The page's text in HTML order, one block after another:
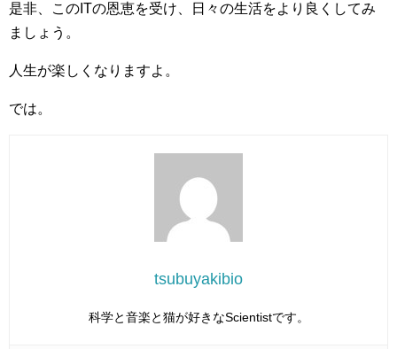
是非、このITの恩恵を受け、日々の生活をより良くしてみ
ましょう。
人生が楽しくなりますよ。
では。
tsubuyakibio
科学と音楽と猫が好きなScientistです。